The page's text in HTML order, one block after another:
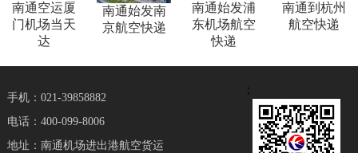
南通空运厦
门机场当天
达
南通始发南
京航空快递
南通始发浦
东机场航空
快递
南通到杭州
航空快递
：
手机：021-39858882
电话：400-099-8006
地址：南通机场进出港航空货运